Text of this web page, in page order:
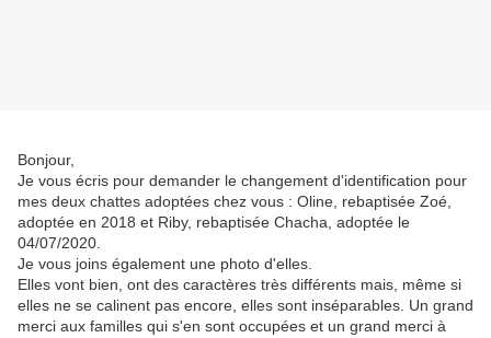
Bonjour,
Je vous écris pour demander le changement d'identification pour
mes deux chattes adoptées chez vous : Oline, rebaptisée Zoé,
adoptée en 2018 et Riby, rebaptisée Chacha, adoptée le
04/07/2020.
Je vous joins également une photo d'elles.
Elles vont bien, ont des caractères très différents mais, même si
elles ne se calinent pas encore, elles sont inséparables. Un grand
merci aux familles qui s'en sont occupées et un grand merci à